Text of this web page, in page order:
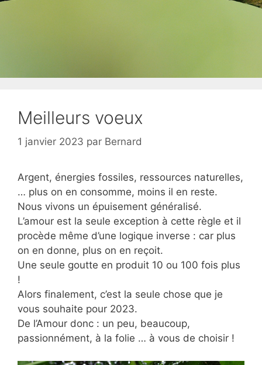
Meilleurs voeux
1 janvier 2023 par Bernard
Argent, énergies fossiles, ressources naturelles,
… plus on en consomme, moins il en reste.
Nous vivons un épuisement généralisé.
L’amour est la seule exception à cette règle et il
procède même d’une logique inverse : car plus
on en donne, plus on en reçoit.
Une seule goutte en produit 10 ou 100 fois plus
!
Alors finalement, c’est la seule chose que je
vous souhaite pour 2023.
De l’Amour donc : un peu, beaucoup,
passionnément, à la folie … à vous de choisir !